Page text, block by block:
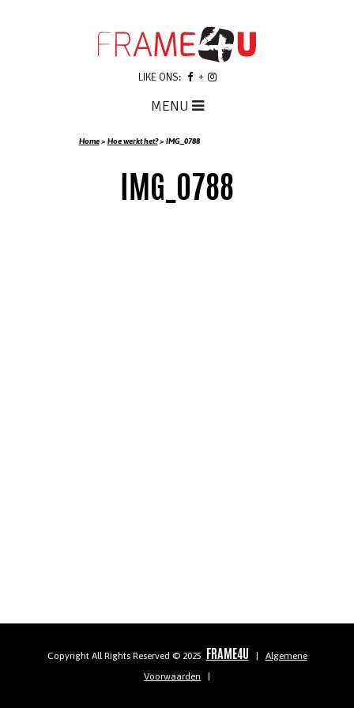
Home>Hoe werkt het?>IMG_0788
LIKE ONS:
MENU
IMG_0788
Copyright All Rights Reserved © 2025 FRAME4U
Algemene
Voorwaarden